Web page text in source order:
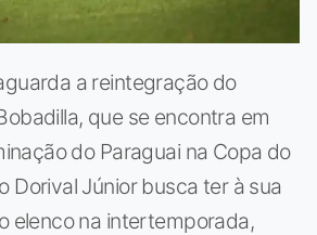
a reintegração do
que se encontra em
do Paraguai na Copa do
Dorival Júnior busca ter à sua
elenco na intertemporada,